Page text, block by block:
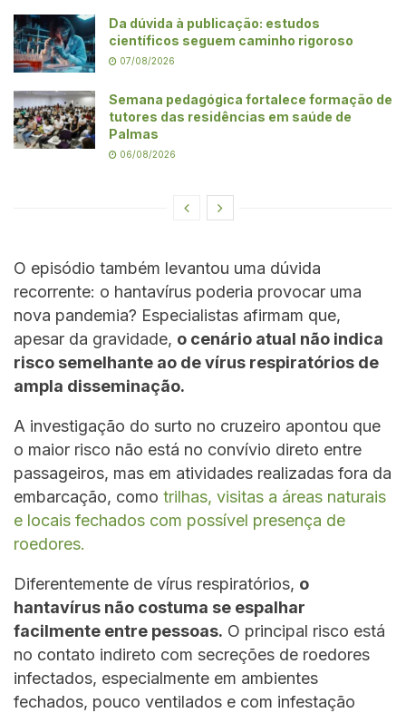
Da dúvida à publicação: estudos
científicos seguem caminho rigoroso
07/08/2026
Semana pedagógica fortalece formação de
tutores das residências em saúde de
Palmas
06/08/2026
O episódio também levantou uma dúvida
recorrente: o hantavírus poderia provocar uma
nova pandemia? Especialistas afirmam que,
apesar da gravidade, o cenário atual não indica
risco semelhante ao de vírus respiratórios de
ampla disseminação.
A investigação do surto no cruzeiro apontou que
o maior risco não está no convívio direto entre
passageiros, mas em atividades realizadas fora da
embarcação, como trilhas, visitas a áreas naturais
e locais fechados com possível presença de
roedores.
Diferentemente de vírus respiratórios, o
hantavírus não costuma se espalhar
facilmente entre pessoas. O principal risco está
no contato indireto com secreções de roedores
infectados, especialmente em ambientes
fechados, pouco ventilados e com infestação